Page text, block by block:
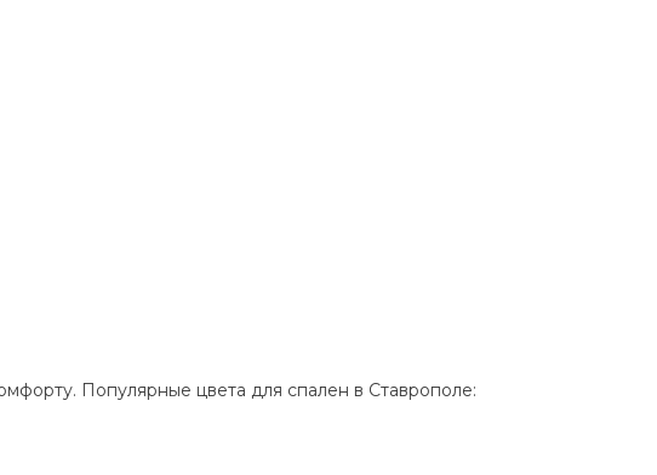
Популярные цвета для спален в Ставрополе: